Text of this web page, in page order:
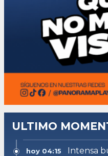
ULTIMO
hoy 04:15
Intensa